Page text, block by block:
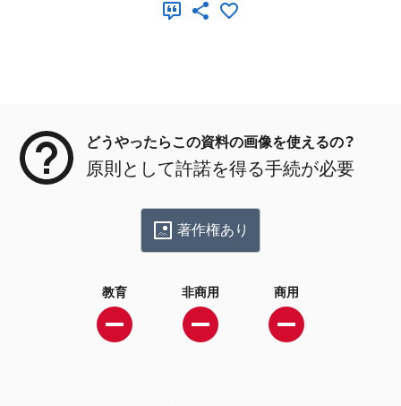
どうやったらこの資料の画像を使えるの？
原則として許諾を得る手続が必要
著作権あり
教育 非商用 商用